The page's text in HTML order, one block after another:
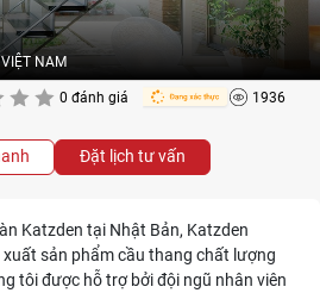
NAM
0 đánh giá 1936
Đặt lịch tư vấn
Katzden tại Nhật Bản, Katzden
sản phẩm cầu thang chất lượng
tôi được hỗ trợ bởi đội ngũ nhân viên